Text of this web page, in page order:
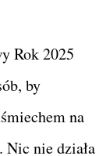
Rok 2025
by
na
nie działa